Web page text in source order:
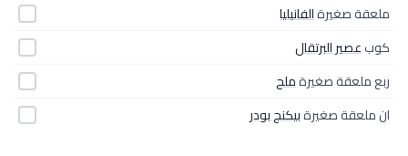
ملعقة صغيرةالفانيليا
كوبعصير البرتقال
ربع ملعقة صغيرةملح
ان ملعقة صغيرةبيكنج بودر